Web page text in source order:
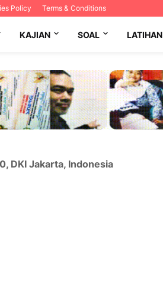
Policy Terms & Conditions
KAJIAN SOAL LATIHAN
, DKI Jakarta, Indonesia